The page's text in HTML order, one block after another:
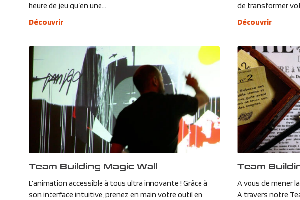
heure de jeu qu’en une...
Découvrir
de transformer
Découvrir
Team Building Magic Wall
L’animation accessible à tous ultra innovante ! Grâce à
son interface intuitive, prenez en main votre outil en
Team
A vous de mener
A travers notre